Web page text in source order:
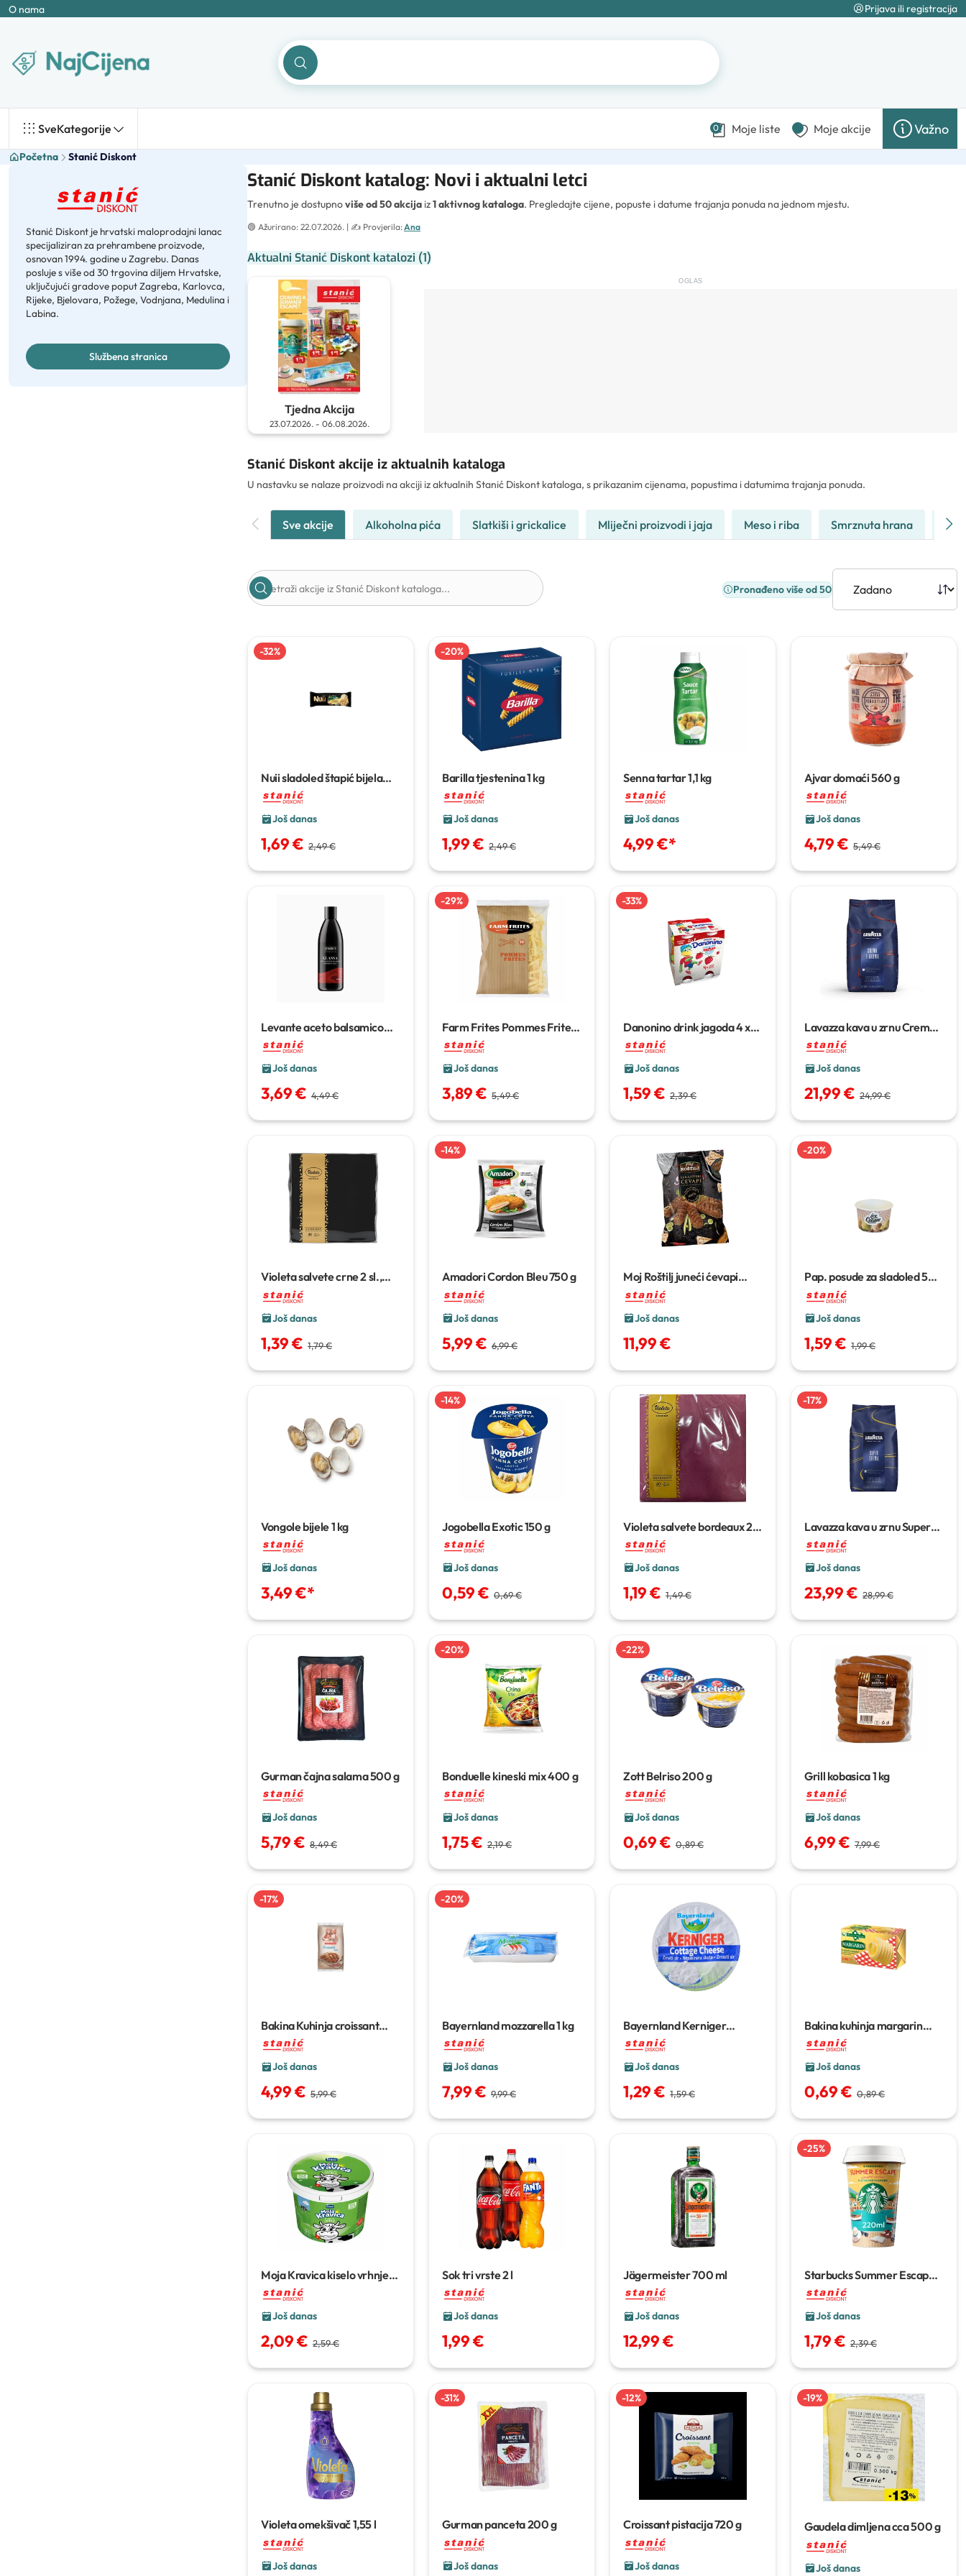
O nama Prijava ili registracija
SveKategorije 0 Moje liste Moje akcije Važno
Početna Stanić Diskont
Stanić Diskont katalog: Novi i aktualni letci
Trenutno je dostupnoviše od 50 akcija iz1 aktivnog kataloga. Pregledajte cijene, popuste i datume trajanja ponuda na jednom mjestu.
🟢 Ažurirano: 22.07.2026. | ✍️ Provjerila:Ana
Aktualni Stanić Diskont katalozi (1)
Tjedna Akcija
23.07.2026.- 06.08.2026.
OGLAS
Stanić Diskont akcije iz aktualnih kataloga
U nastavku se nalaze proizvodi na akciji iz aktualnih Stanić Diskont kataloga, s prikazanim cijenama, popustima i datumima trajanja ponuda.
Sve akcije Alkoholna pića Slatkiši i grickalice Mliječni proizvodi i jaja Meso i riba Smrznuta hrana
Pronađeno više od 50
-32%
Nuii sladoled štapić bijela
čokolada i vanilija
g
Još danas
1,69 € 2,49 €
-20%
Barilla tjestenina1 kg
Još danas
1,99 € 2,49 €
Senna tartar1,1 kg
Još danas
4,99 €*
Ajvar domaći560 g
Još danas
4,79 € 5,49 €
Levante aceto balsamico
krema 495 g
Još danas
3,69 € 4,49 €
-29%
Farm Frites Pommes Frites
10/102,5 kg
Još danas
3,89 € 5,49 €
-33%
Danonino drink jagoda4 x
100 g
Još danas
1,59 € 2,39 €
Lavazza kava u zrnu Crema
e Aroma
Još danas
21,99 € 24,99 €
Violeta salvete crne2 sl.,
40/1
Još danas
1,39 € 1,79 €
-14%
Amadori Cordon Bleu750 g
Još danas
5,99 € 6,99 €
Moj Roštilj juneći ćevapi
1000 g
Još danas
11,99 €
-20%
Pap. posude za sladoled 50/1
50/1, 140 ml
Još danas
1,59 € 1,99 €
Vongole bijele1 kg
Još danas
3,49 €*
-14%
Jogobella Exotic150 g
Još danas
0,59 € 0,69 €
Violeta salvete bordeaux2
sl., 40/1
Još danas
1,19 € 1,49 €
-17%
Lavazza kava u zrnu Super
Crema 1 kg
Još danas
23,99 € 28,99 €
Gurman čajna salama500 g
Još danas
5,79 € 8,49 €
-20%
Bonduelle kineski mix400 g
Još danas
1,75 € 2,19 €
-22%
Zott Belriso200 g
Još danas
0,69 € 0,89 €
Grill kobasica1 kg
Još danas
6,99 € 7,99 €
-17%
Bakina Kuhinja croissant
marelica ili kakao krema
Još danas
4,99 € 5,99 €
-20%
Bayernland mozzarella1 kg
Još danas
7,99 € 9,99 €
Bayernland Kerniger
cottage cheese
Još danas
1,29 € 1,59 €
Bakina kuhinja margarin
250 g
Još danas
0,69 € 0,89 €
Moja Kravica kiselo vrhnje
750 g
Još danas
2,09 € 2,59 €
Sok tri vrste2 l
Još danas
1,99 €
Jägermeister700 ml
Još danas
12,99 €
-25%
Starbucks Summer Escape
pistacija
Još danas
1,79 € 2,39 €
Violeta omekšivač1,55 l
Još danas
-31%
Gurman panceta200 g
Još danas
-12%
Croissant pistacija720 g
Još danas
-19%
Gaudela dimljenacca 500 g
Još danas
Stanić Diskont je hrvatski maloprodajni lanac
specijaliziran za prehrambene proizvode,
osnovan 1994. godine u Zagrebu. Danas
posluje s više od 30 trgovina diljem Hrvatske,
uključujući gradove poput Zagreba, Karlovca,
Rijeke, Bjelovara, Požege, Vodnjana, Medulina i
Labina.
Službena stranica